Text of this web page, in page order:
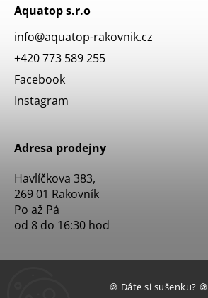
🍪 Dáte si sušenku? 🍪
Aquatop s.r.o
info@aquatop-rakovnik.cz
+420 773 589 255
Facebook
Instagram
Adresa prodejny
Havlíčkova 383,
269 01 Rakovník
Po až Pá
od 8 do 16:30 hod